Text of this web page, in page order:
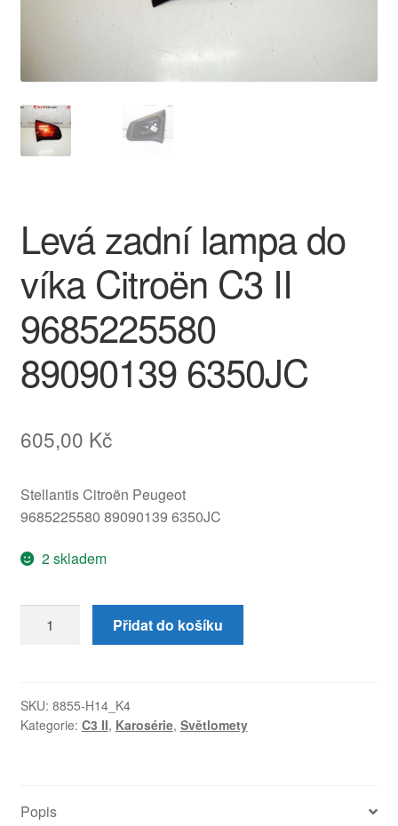
Platby
Reklamace
Reklamační řád
Vrakoviště Citroën
Levá zadní lampa do
víka Citroën C3 II
9685225580
89090139 6350JC
605,00 Kč
Stellantis Citroën Peugeot
9685225580 89090139 6350JC
2 skladem
zadní
víka
Citroën
89090139
Přidat do košíku
SKU: 8855-H14_K4
Kategorie: C3 II, Karosérie, Světlomety
Popis